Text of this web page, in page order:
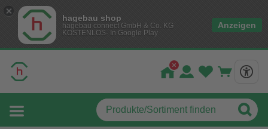
hagebau shop
hagebau connect GmbH & Co. KG
KOSTENLOS- In Google Play
Anzeigen